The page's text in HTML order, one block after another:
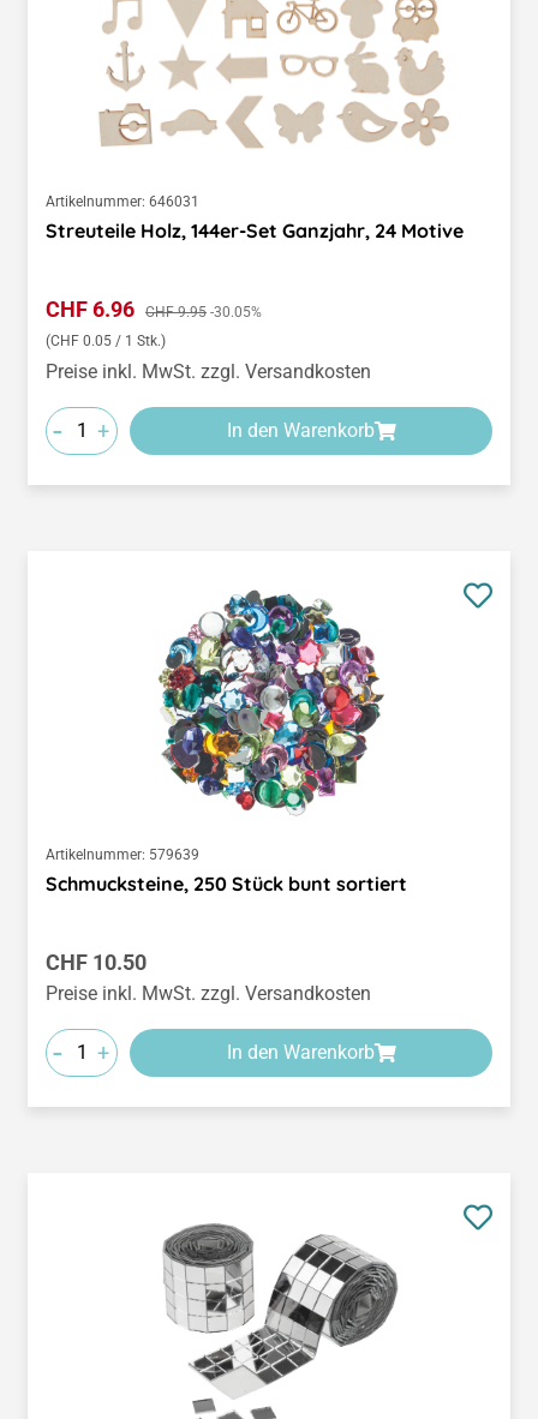
Artikelnummer: 646031
Streuteile Holz, 144er-Set Ganzjahr, 24 Motive
Verkaufspreis:
CHF 6.96 Regulärer Preis:
CHF 9.95 -30.05%
(CHF 0.05 / 1 Stk.)
Preise inkl. MwSt. zzgl. Versandkosten
- + In den Warenkorb
Artikelnummer: 579639
Schmucksteine, 250 Stück bunt sortiert
Regulärer Preis:
CHF 10.50
Preise inkl. MwSt. zzgl. Versandkosten
- + In den Warenkorb